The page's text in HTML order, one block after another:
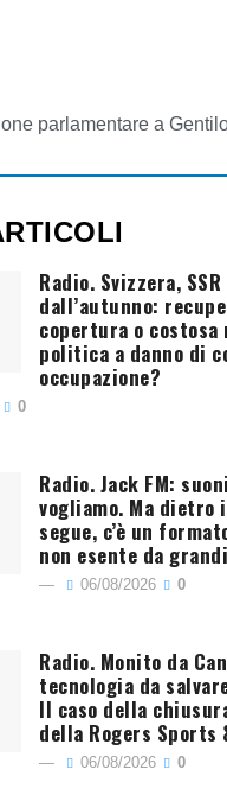
Radio. Svizzera,
dall’autunno:
copertura o
politica a danno di
occupazione?
0
Radio. Jack FM:
vogliamo. Ma
segue, c’è un
non esente da
06/08/2026 0
Radio. Monito da
tecnologia da
Il caso della
della Rogers Sports
06/08/2026 0